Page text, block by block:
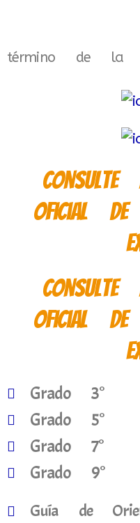
término de la
Consulte
oficial
Consulte
oficial
Grado 3°
Grado 5°
Grado 7°
Grado 9°
Guía de